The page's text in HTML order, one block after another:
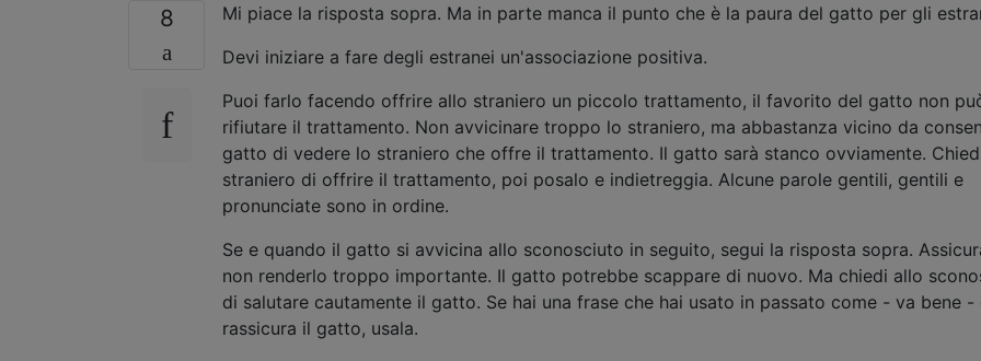
8
Mi piace la risposta sopra. Ma in parte manca il punto che è la paura del gatto per gli
Devi iniziare a fare degli estranei un'associazione positiva.
Puoi farlo facendo offrire allo straniero un piccolo trattamento, il favorito del gatto non
rifiutare il trattamento. Non avvicinare troppo lo straniero, ma abbastanza vicino da
gatto di vedere lo straniero che offre il trattamento. Il gatto sarà stanco ovviamente.
straniero di offrire il trattamento, poi posalo e indietreggia. Alcune parole gentili, gentili e
pronunciate sono in ordine.
Se e quando il gatto si avvicina allo sconosciuto in seguito, segui la risposta sopra.
non renderlo troppo importante. Il gatto potrebbe scappare di nuovo. Ma chiedi allo
di salutare cautamente il gatto. Se hai una frase che hai usato in passato come - va bene -
rassicura il gatto, usala.